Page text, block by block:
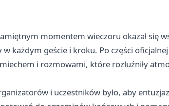
momentem wieczoru okazał się
każdym geście i kroku. Po części
i rozmowami, które rozluźniły
i uczestników było, aby